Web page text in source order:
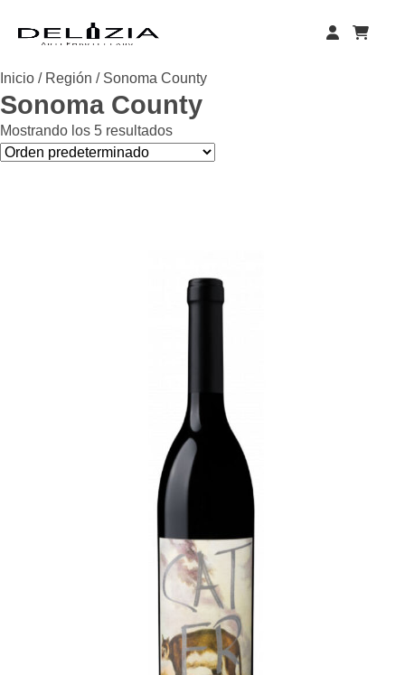
Inicio / Región / Sonoma County
Sonoma County
Mostrando los 5 resultados